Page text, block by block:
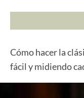
Cómo hacer la
fácil y midiendo